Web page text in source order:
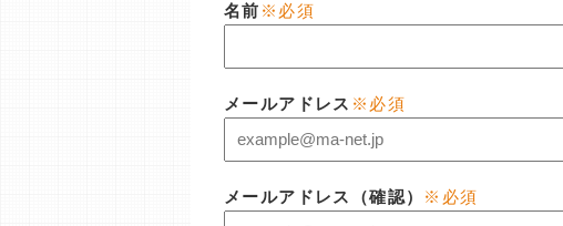
名前 ※必須
メールアドレス ※必須
メールアドレス（確認） ※必須